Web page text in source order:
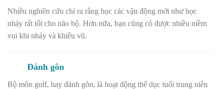
Nhiều nghiên cứu chỉ ra rằng học các vận động mới như học
nhảy rất tốt cho não bộ. Hơn nữa, bạn cũng có được nhiều niềm
vui khi nhảy và khiêu vũ.
Đánh gôn
Bộ môn golf, hay đánh gôn, là hoạt động thể dục tuổi trung niên